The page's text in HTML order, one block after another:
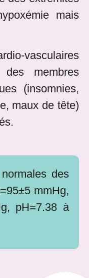
mais
des membres
(insomnies,
maux de tête)
des
mmHg,
pH=7.38 à